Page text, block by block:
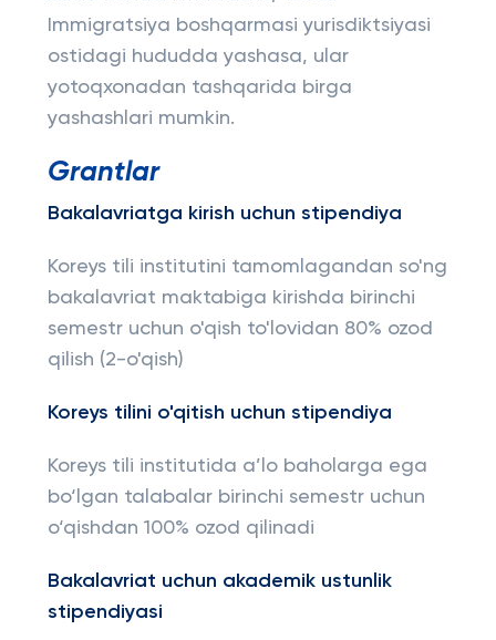
Immigratsiya boshqarmasi yurisdiktsiyasi
ostidagi hududda yashasa, ular
yotoqxonadan tashqarida birga
yashashlari mumkin.
Grantlar
Bakalavriatga kirish uchun stipendiya
Koreys tili institutini tamomlagandan so'ng
bakalavriat maktabiga kirishda birinchi
semestr uchun o'qish to'lovidan 80% ozod
qilish (2-o'qish)
Koreys tilini o'qitish uchun stipendiya
Koreys tili institutida a’lo baholarga ega
bo‘lgan talabalar birinchi semestr uchun
o‘qishdan 100% ozod qilinadi
Bakalavriat uchun akademik ustunlik
stipendiyasi